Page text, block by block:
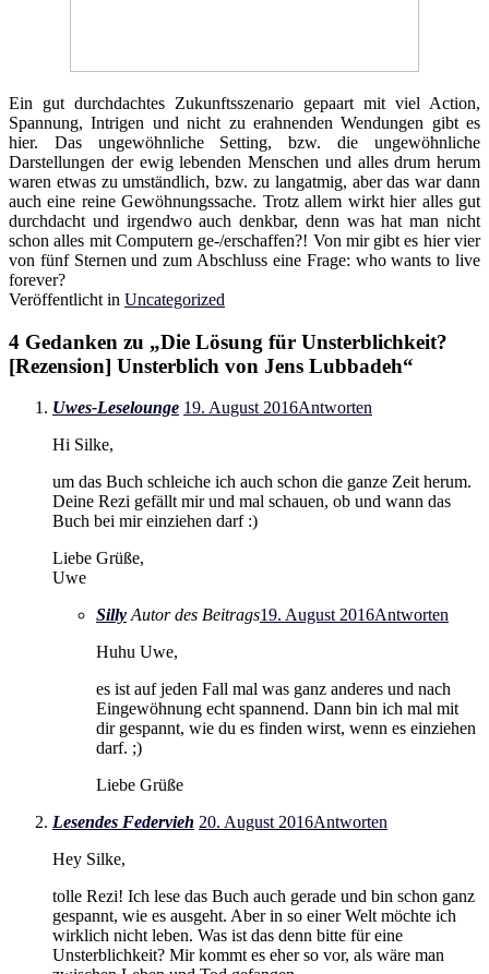
Ein gut durchdachtes Zukunftsszenario gepaart mit viel Action,
Spannung, Intrigen und nicht zu erahnenden Wendungen gibt es
hier. Das ungewöhnliche Setting, bzw. die ungewöhnliche
Darstellungen der ewig lebenden Menschen und alles drum herum
waren etwas zu umständlich, bzw. zu langatmig, aber das war dann
auch eine reine Gewöhnungssache. Trotz allem wirkt hier alles gut
durchdacht und irgendwo auch denkbar, denn was hat man nicht
schon alles mit Computern ge-/erschaffen?! Von mir gibt es hier vier
von fünf Sternen und zum Abschluss eine Frage: who wants to live
forever?
Veröffentlicht in Uncategorized
4 Gedanken zu „Die Lösung für Unsterblichkeit?
[Rezension] Unsterblich von Jens Lubbadeh“
Uwes-Leselounge 19. August 2016Antworten
Hi Silke,
um das Buch schleiche ich auch schon die ganze Zeit herum.
Deine Rezi gefällt mir und mal schauen, ob und wann das
Buch bei mir einziehen darf :)
Liebe Grüße,
Uwe
Silly Autor des Beitrags19. August 2016Antworten
Huhu Uwe,
es ist auf jeden Fall mal was ganz anderes und nach
Eingewöhnung echt spannend. Dann bin ich mal mit
dir gespannt, wie du es finden wirst, wenn es einziehen
darf. ;)
Liebe Grüße
Lesendes Federvieh 20. August 2016Antworten
Hey Silke,
tolle Rezi! Ich lese das Buch auch gerade und bin schon ganz
gespannt, wie es ausgeht. Aber in so einer Welt möchte ich
wirklich nicht leben. Was ist das denn bitte für eine
Unsterblichkeit? Mir kommt es eher so vor, als wäre man